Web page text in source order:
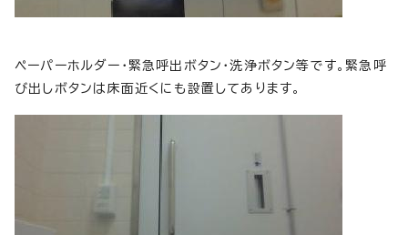
ペーパーホルダー・緊急呼出ボタン・洗浄ボタン等です。緊急呼
び出しボタンは床面近くにも設置してあります。